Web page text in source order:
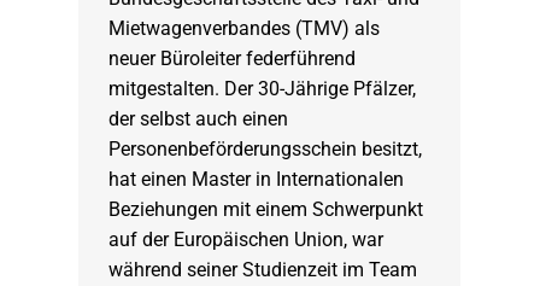
Mietwagenverbandes (TMV) als
neuer Büroleiter federführend
mitgestalten. Der 30-Jährige Pfälzer,
der selbst auch einen
Personenbeförderungsschein besitzt,
hat einen Master in Internationalen
Beziehungen mit einem Schwerpunkt
auf der Europäischen Union, war
während seiner Studienzeit im Team